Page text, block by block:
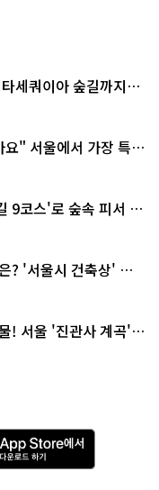
세쿼이아 숲길까지…
" 서울에서 가장 특별
9코스'로 숲속 피서 떠
? '서울시 건축상' 수
! 서울 '진관사 계곡'이
A
p
p